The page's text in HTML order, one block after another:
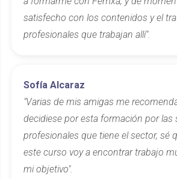
satisfecho con los contenidos y el
profesionales que trabajan allí".
Sofía Alcaraz
"Varias de mis amigas me
decidiese por esta formación por las
profesionales que tiene el sector, sé
este curso voy a encontrar trabajo
mi objetivo".